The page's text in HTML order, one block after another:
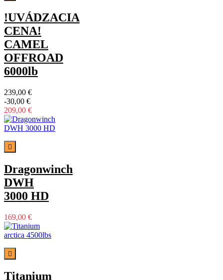
!UVÁDZACIA
CENA!
CAMEL
OFFROAD
6000lb
239,00 €
-30,00 €
209,00 €

Dragonwinch
DWH
3000 HD
169,00 €

Titanium